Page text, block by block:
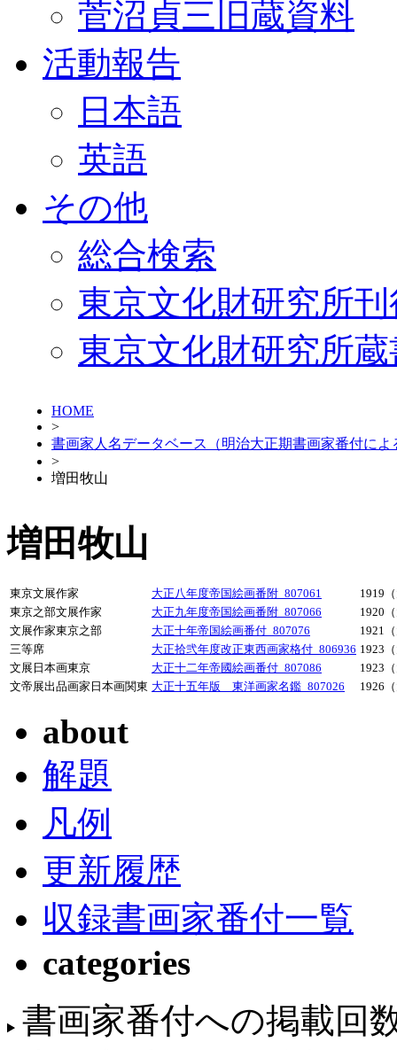
菅沼貞三旧蔵資料
活動報告
日本語
英語
その他
総合検索
東京文化財研究所
東京文化財研究所
HOME
>
書画家人名データベース（明治大正期書画家番付によ
>
増田牧山
増田牧山
東京文展作家 大正八年度帝国絵画番附_807061
1919
東京之部文展作家
大正九年度帝国絵画番附_807066
1920
文展作家東京之部
大正十年帝国絵画番付_807076
1921
三等席
大正拾弐年度改正東西画家格付_806936 1923
文展日本画東京
大正十二年帝國絵画番付_807086
1923
文帝展出品画家日本画関東 大正十五年版 東洋画家名鑑_807026 1926
about
解題
凡例
更新履歴
収録書画家番付一覧
categories
書画家番付への掲載回